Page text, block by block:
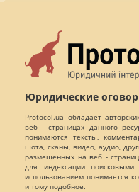
Юридические
Protocol.ua обладает
веб - страницах данного
понимаются тексты,
шота, сканы, видео, аудио,
размещенных на веб -
для индексации
использованием понимается
и тому подобное.